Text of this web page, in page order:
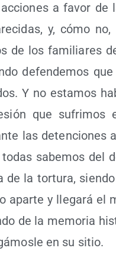
a favor de
y, cómo
de los fami­lia­res
defen­de­mos
Y no esta­mos
que sufri­mos
las deten­cio­nes
sabe­mos del
de la tor­tu­ra,
apar­te y lle­ga­rá el
de la memo­ria
en su sitio.